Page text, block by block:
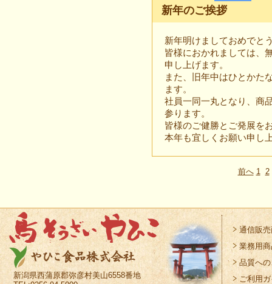
新年のご挨拶
新年明けましておめでと
皆様におかれましては、
申し上げます。
また、旧年中はひとかた
ます。
社員一同一丸となり、商
参ります。
皆様のご健勝とご発展を
本年も宜しくお願い申し
前へ 1 2
通信販
業務用
品質へ
ご利用
新潟県西蒲原郡弥彦村美山6558番地